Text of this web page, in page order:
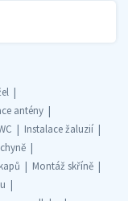
antény
Instalace žaluzií
Montáž skříně